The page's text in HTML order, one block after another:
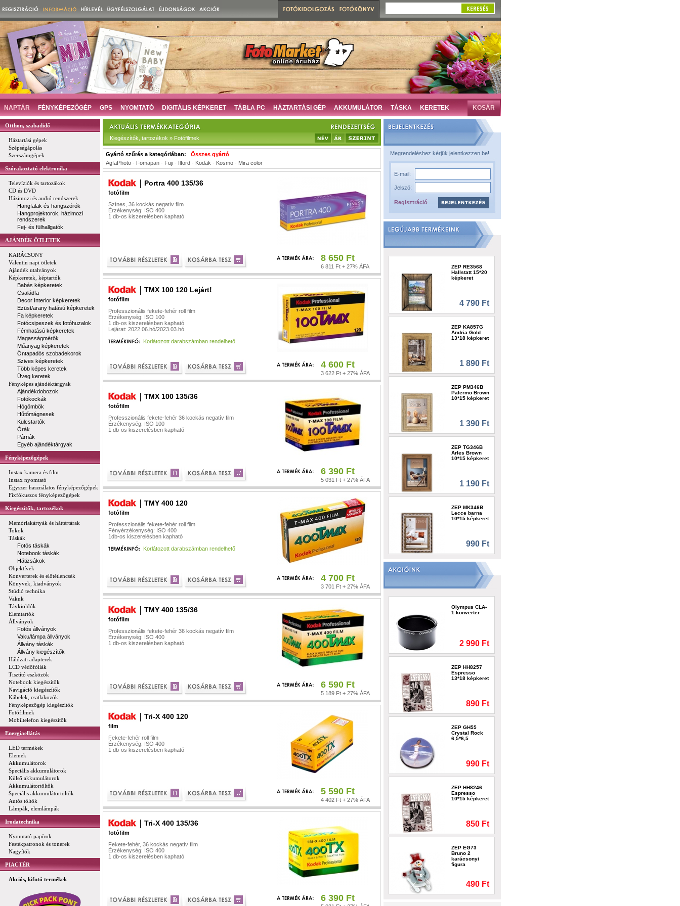
NAPTÁR FÉNYKÉPEZŐGÉP GPS NYOMTATÓ DIGITÁLIS KÉPKERET TÁBLA PC HÁZTARTÁSI GÉP AKKUMULÁTOR TÁSKA KERETEK KOSÁR
Otthon, szabadidő
Háztartási gépek
Szépségápolás
Szerszámgépek
Szórakoztató elektronika
Televíziók és tartozákok
CD és DVD
Házimozi és audió rendszerek
Hangfalak és hangszórók
Hangprojektorok, házimozi
rendszerek
Fej- és fülhallgatók
AJÁNDÉK ÖTLETEK
KARÁCSONY
Valentin napi ötletek
Ajándék utalványok
Képkeretek, képtartók
Babás képkeretek
Családfa
Decor Interior képkeretek
Ezüst/arany hatású képkeretek
Fa képkeretek
Fotócsipeszek és fotóhuzalok
Fémhatású képkeretek
Magasságmérők
Műanyag képkeretek
Öntapadós szobadekorok
Szives képkeretek
Több képes keretek
Üveg keretek
Fényképes ajándéktárgyak
Ajándékdobozok
Fotókockák
Hógömbök
Hűtőmágnesek
Kulcstartók
Órák
Párnák
Egyéb ajándéktárgyak
Fényképezőgépek
Instax kamera és film
Instax nyomtató
Egyszer használatos fényképezőgépek
Fixfókuszos fényképezőgépek
Kiegészítők, tartozékok
Memóriakártyák és háttértárak
Tokok
Táskák
Fotós táskák
Notebook táskák
Hátizsákok
Objektívek
Konverterek és előtétlencsék
Könyvek, kiadványok
Stúdió technika
Vakuk
Távkioldók
Elemtartók
Állványok
Fotós állványok
Vaku/lámpa állványok
Állvány táskák
Állvány kiegészítők
Hálózati adapterek
LCD védőfóliák
Tisztító eszközök
Notebook kiegészítők
Navigáció kiegészítők
Kábelek, csatlakozók
Fényképezőgép kiegészítők
Fotófilmek
Mobiltelefon kiegészítők
Energiaellátás
LED termékek
Elemek
Akkumulátorok
Speciális akkumulátorok
Külső akkumulátorok
Akkumulátortöltők
Speciális akkumulátortöltők
Autós töltők
Lámpák, elemlámpák
Irodatechnika
Nyomtató papírok
Festékpatronok és tonerek
Nagyítók
PIACTÉR
Akciós, kifutó termékek
Kiegészítők, tartozékok » Fotófilmek
Gyártó szűrés a kategóriában: Összes gyártó
AgfaPhoto - Fomapan - Fuji - Ilford - Kodak - Kosmo - Mira color
Portra 400 135/36
fotófilm
Színes, 36 kockás negatív film
Érzékenység: ISO 400
1 db-os kiszerelésben kapható
8 650 Ft
6 811 Ft + 27% ÁFA
TMX 100 120 Lejárt!
fotófilm
Professzionális fekete-fehér roll film
Érzékenység: ISO 100
1 db-os kiszerelésben kapható
Lejárat: 2022.06.hó/2023.03.hó
Korlátozott darabszámban rendelhető
4 600 Ft
3 622 Ft + 27% ÁFA
TMX 100 135/36
fotófilm
Professzionális fekete-fehér 36 kockás negatív film
Érzékenység: ISO 100
1 db-os kiszerelésben kapható
6 390 Ft
5 031 Ft + 27% ÁFA
TMY 400 120
fotófilm
Professzionális fekete-fehér roll film
Fényérzékenység: ISO 400
1db-os kiszerelésben kapható
Korlátozott darabszámban rendelhető
4 700 Ft
3 701 Ft + 27% ÁFA
TMY 400 135/36
fotófilm
Professzionális fekete-fehér 36 kockás negatív film
Érzékenység: ISO 400
1 db-os kiszerelésben kapható
6 590 Ft
5 189 Ft + 27% ÁFA
Tri-X 400 120
film
Fekete-fehér roll film
Érzékenység: ISO 400
1 db-os kiszerelésben kapható
5 590 Ft
4 402 Ft + 27% ÁFA
Tri-X 400 135/36
fotófilm
Fekete-fehér, 36 kockás negatív film
Érzékenység: ISO 400
1 db-os kiszerelésben kapható
6 390 Ft
Megrendeléshez kérjük jelentkezzen be!
E-mail:
Jelszó:
Regisztráció
ZEP RE3568
Hallstatt 15*20
képkeret
4 790 Ft
ZEP KA857G
Andria Gold
13*18 képkeret
1 890 Ft
ZEP PM346B
Palermo Brown
10*15 képkeret
1 390 Ft
ZEP TG346B
Arles Brown
10*15 képkeret
1 190 Ft
ZEP MK346B
Lecce barna
10*15 képkeret
990 Ft
Olympus CLA-
1 konverter
2 990 Ft
ZEP HH8257
Espresso
13*18 képkeret
890 Ft
ZEP GH55
Crystal Rock
6,5*6,5
990 Ft
ZEP HH8246
Espresso
10*15 képkeret
850 Ft
ZEP EG73
Bruno 2
karácsonyi
figura
490 Ft